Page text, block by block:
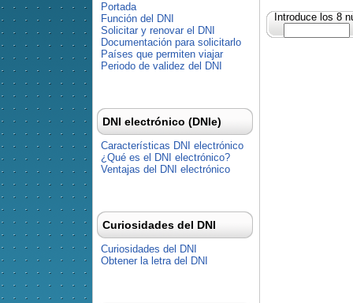
Introduce los 8
Portada
Función del DNI
Solicitar y renovar el DNI
Documentación para solicitarlo
Países que permiten viajar
Periodo de validez del DNI
DNI electrónico (DNIe)
Características DNI electrónico
¿Qué es el DNI electrónico?
Ventajas del DNI electrónico
Curiosidades del DNI
Curiosidades del DNI
Obtener la letra del DNI